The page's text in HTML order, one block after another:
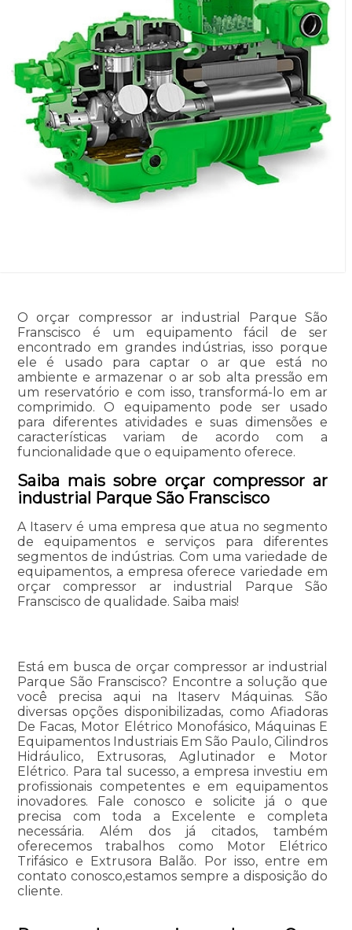
O orçar compressor ar industrial Parque São
Franscisco é um equipamento fácil de ser
encontrado em grandes indústrias, isso porque
ele é usado para captar o ar que está no
ambiente e armazenar o ar sob alta pressão em
um reservatório e com isso, transformá-lo em ar
comprimido. O equipamento pode ser usado
para diferentes atividades e suas dimensões e
características variam de acordo com a
funcionalidade que o equipamento oferece.
Saiba mais sobre orçar compressor ar
industrial Parque São Franscisco
A Itaserv é uma empresa que atua no segmento
de equipamentos e serviços para diferentes
segmentos de indústrias. Com uma variedade de
equipamentos, a empresa oferece variedade em
orçar compressor ar industrial Parque São
Franscisco de qualidade. Saiba mais!
Está em busca de orçar compressor ar industrial
Parque São Franscisco? Encontre a solução que
você precisa aqui na Itaserv Máquinas. São
diversas opções disponibilizadas, como Afiadoras
De Facas, Motor Elétrico Monofásico, Máquinas E
Equipamentos Industriais Em São Paulo, Cilindros
Hidráulico, Extrusoras, Aglutinador e Motor
Elétrico. Para tal sucesso, a empresa investiu em
profissionais competentes e em equipamentos
inovadores. Fale conosco e solicite já o que
precisa com toda a Excelente e completa
necessária. Além dos já citados, também
oferecemos trabalhos como Motor Elétrico
Trifásico e Extrusora Balão. Por isso, entre em
contato conosco,estamos sempre a disposição do
cliente.